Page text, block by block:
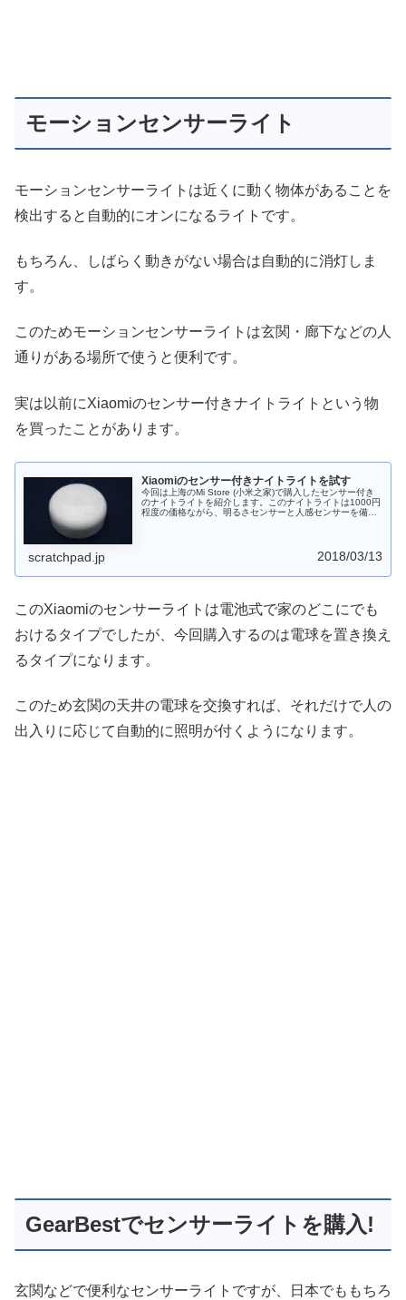
モーションセンサーライト
モーションセンサーライトは近くに動く物体があることを
検出すると自動的にオンになるライトです。
もちろん、しばらく動きがない場合は自動的に消灯しま
す。
このためモーションセンサーライトは玄関・廊下などの人
通りがある場所で使うと便利です。
実は以前にXiaomiのセンサー付きナイトライトという物
を買ったことがあります。
Xiaomiのセンサー付きナイトライトを試す
今回は上海のMi Store (小米之家)で購入したセンサー付き
のナイトライトを紹介します。このナイトライトは1000円
程度の価格ながら、明るさセンサーと人感センサーを備え
scratchpad.jp 2018/03/13
このXiaomiのセンサーライトは電池式で家のどこにでも
おけるタイプでしたが、今回購入するのは電球を置き換え
るタイプになります。
このため玄関の天井の電球を交換すれば、それだけで人の
出入りに応じて自動的に照明が付くようになります。
GearBestでセンサーライトを購入!
玄関などで便利なセンサーライトですが、日本でももちろ